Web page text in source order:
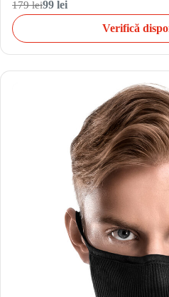
179 lei99 lei
Verifică